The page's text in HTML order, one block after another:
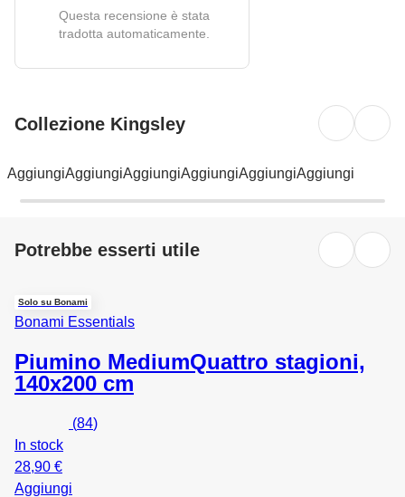
Questa recensione è stata
tradotta automaticamente.
Collezione Kingsley
AggiungiAggiungiAggiungiAggiungiAggiungiAggiungi
Potrebbe esserti utile
Solo su Bonami
Bonami Essentials
Piumino MediumQuattro stagioni,
140x200 cm
(84)
In stock
28,90 €
Aggiungi